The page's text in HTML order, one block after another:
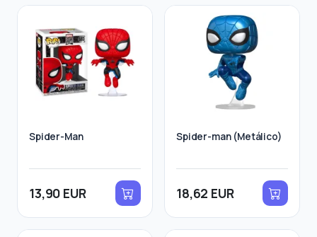
Spider-Man
13,90 EUR
Spider-man (Metálico)
18,62 EUR